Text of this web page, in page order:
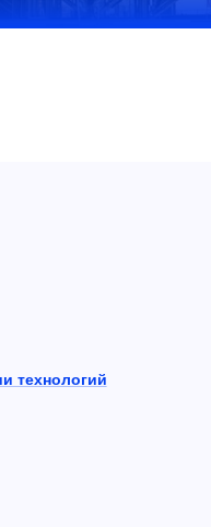
технологий